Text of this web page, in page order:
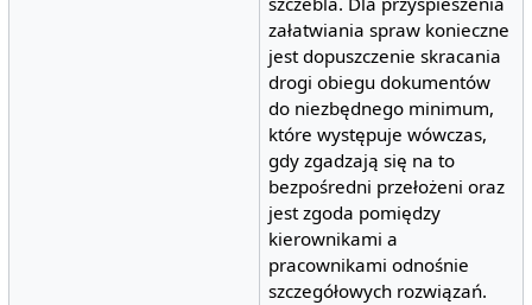
załatwiania spraw konieczne
jest dopuszczenie skracania
drogi obiegu dokumentów
do niezbędnego minimum,
które występuje wówczas,
gdy zgadzają się na to
bezpośredni przełożeni oraz
jest zgoda pomiędzy
kierownikami a
pracownikami odnośnie
szczegółowych rozwiązań.